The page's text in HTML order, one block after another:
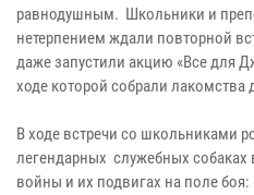
равнодушным. Школьники и
нетерпением ждали повторной
даже запустили акцию «Все для
ходе которой собрали лакомства
В ходе встречи со школьниками
легендарных служебных собаках
войны и их подвигах на поле